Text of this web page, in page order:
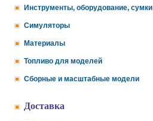
Инструменты, оборудование, сумки
Симуляторы
Материалы
Топливо для моделей
Сборные и масштабные модели
Доставка